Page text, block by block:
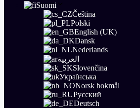
Suomi
Čeština
Polski
English (UK)
Dansk
Nederlands
العربية
Slovenčina
Українська
Norsk bokmål
Русский
Deutsch